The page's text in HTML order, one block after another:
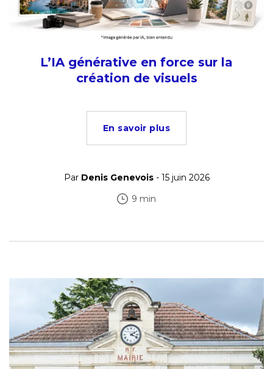
L’IA générative en force sur la
création de visuels
En savoir plus
Par Denis Genevois- 15 juin 2026
9 min